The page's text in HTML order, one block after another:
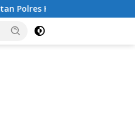
Wujudkan Kepedulian dan